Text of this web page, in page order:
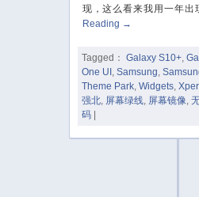
现，这么看来我用一年
Reading →
Tagged： Galaxy S10+,
One UI ,Samsung,
Theme Park,Widgets,
强北, 屏幕绿线, 屏幕镜像,
码